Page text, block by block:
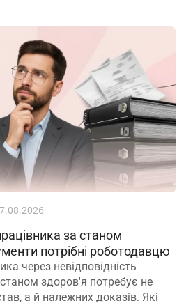
за станом
потрібні роботодавцю
через невідповідність
здоров'я потребує не
а й належних доказів. Які